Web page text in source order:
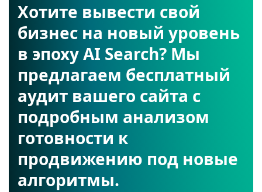
Хотите вывести свой
бизнес на новый уровень
в эпоху AI Search? Мы
предлагаем бесплатный
аудит вашего сайта с
подробным анализом
готовности к
продвижению под новые
алгоритмы.